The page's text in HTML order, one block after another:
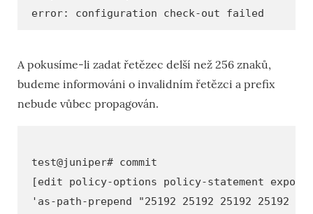
error: configuration check-out failed
A pokusíme-li zadat řetězec delší než 256 znaků,
budeme informováni o invalidním řetězci a prefix
nebude vůbec propagován.
test@juniper# commit
[edit policy-options policy-statement
'as-path-prepend "25192 25192 25192 25192